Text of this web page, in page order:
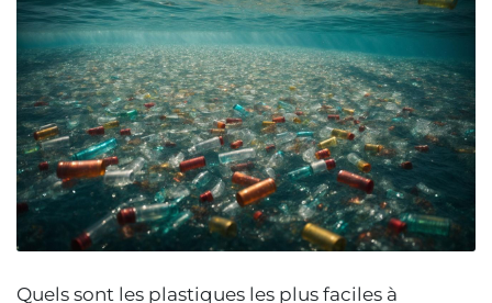
Quels sont les plastiques les plus faciles à